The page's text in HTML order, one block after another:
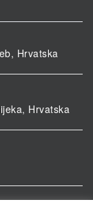
Hrvatska
Hrvatska